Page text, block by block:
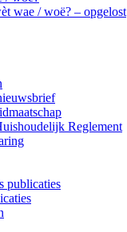
wae / woë? – opgelost
Reglement
publicaties